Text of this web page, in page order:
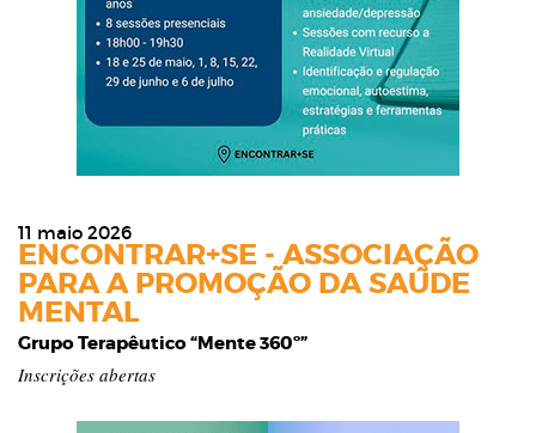
11 maio 2026
ENCONTRAR+SE - ASSOCIAÇÃO
PARA A PROMOÇÃO DA SAÚDE
MENTAL
Grupo Terapêutico “Mente 360º”
Inscrições abertas